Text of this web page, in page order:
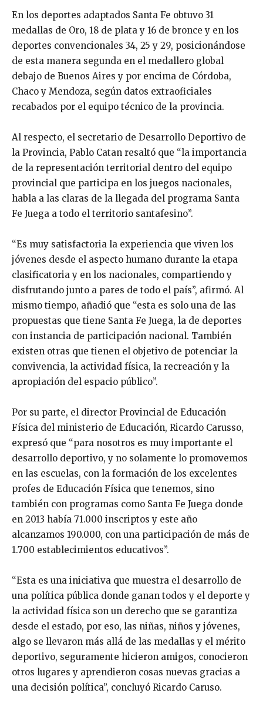
En los deportes adaptados Santa Fe obtuvo 31
medallas de Oro, 18 de plata y 16 de bronce y en los
deportes convencionales 34, 25 y 29, posicionándose
de esta manera segunda en el medallero global
debajo de Buenos Aires y por encima de Córdoba,
Chaco y Mendoza, según datos extraoficiales
recabados por el equipo técnico de la provincia.
Al respecto, el secretario de Desarrollo Deportivo de
la Provincia, Pablo Catan resaltó que “la importancia
de la representación territorial dentro del equipo
provincial que participa en los juegos nacionales,
habla a las claras de la llegada del programa Santa
Fe Juega a todo el territorio santafesino”.
“Es muy satisfactoria la experiencia que viven los
jóvenes desde el aspecto humano durante la etapa
clasificatoria y en los nacionales, compartiendo y
disfrutando junto a pares de todo el país”, afirmó. Al
mismo tiempo, añadió que “esta es solo una de las
propuestas que tiene Santa Fe Juega, la de deportes
con instancia de participación nacional. También
existen otras que tienen el objetivo de potenciar la
convivencia, la actividad física, la recreación y la
apropiación del espacio público”.
Por su parte, el director Provincial de Educación
Física del ministerio de Educación, Ricardo Carusso,
expresó que “para nosotros es muy importante el
desarrollo deportivo, y no solamente lo promovemos
en las escuelas, con la formación de los excelentes
profes de Educación Física que tenemos, sino
también con programas como Santa Fe Juega donde
en 2013 había 71.000 inscriptos y este año
alcanzamos 190.000, con una participación de más de
1.700 establecimientos educativos”.
“Esta es una iniciativa que muestra el desarrollo de
una política pública donde ganan todos y el deporte y
la actividad física son un derecho que se garantiza
desde el estado, por eso, las niñas, niños y jóvenes,
algo se llevaron más allá de las medallas y el mérito
deportivo, seguramente hicieron amigos, conocieron
otros lugares y aprendieron cosas nuevas gracias a
una decisión política”, concluyó Ricardo Caruso.